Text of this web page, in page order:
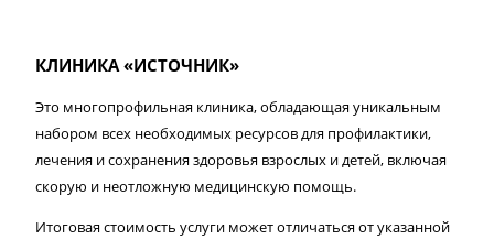
КЛИНИКА «ИСТОЧНИК»
Это многопрофильная клиника, обладающая уникальным
набором всех необходимых ресурсов для профилактики,
лечения и сохранения здоровья взрослых и детей, включая
скорую и неотложную медицинскую помощь.
Итоговая стоимость услуги может отличаться от указанной